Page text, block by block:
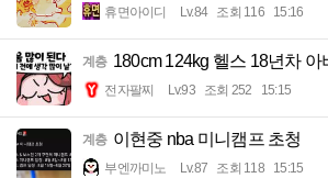
휴면아이디 Lv.84 조회 116 15:16
계층 180cm 124kg 헬스 18년차 아
전자팔찌 Lv.93 조회 252 15:15
계층 이현중 nba 미니캠프 초청
부엔까미노 Lv.87 조회 118 15:15